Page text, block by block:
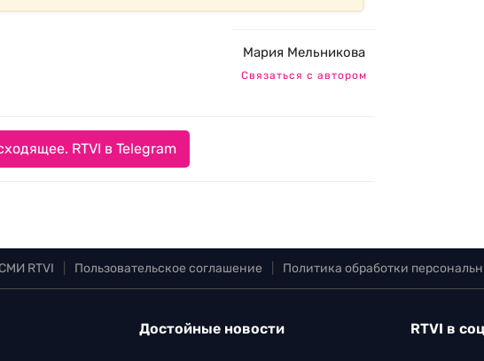
Мария Мельникова
Связаться с автором
RTVI в Telegram
RTVI Пользовательское соглашение Политика обработки
Достойные новости RTVI в